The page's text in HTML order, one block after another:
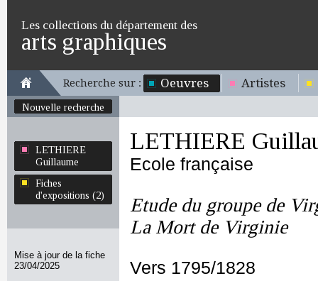
Les collections du département des
arts graphiques
Recherche sur : Oeuvres Artistes
Nouvelle recherche
LETHIERE
Guillaume
Fiches
d'expositions (2)
Mise à jour de la fiche
23/04/2025
LETHIERE
Ecole française
Etude du groupe de
La Mort de Virginie
Vers 1795/1828